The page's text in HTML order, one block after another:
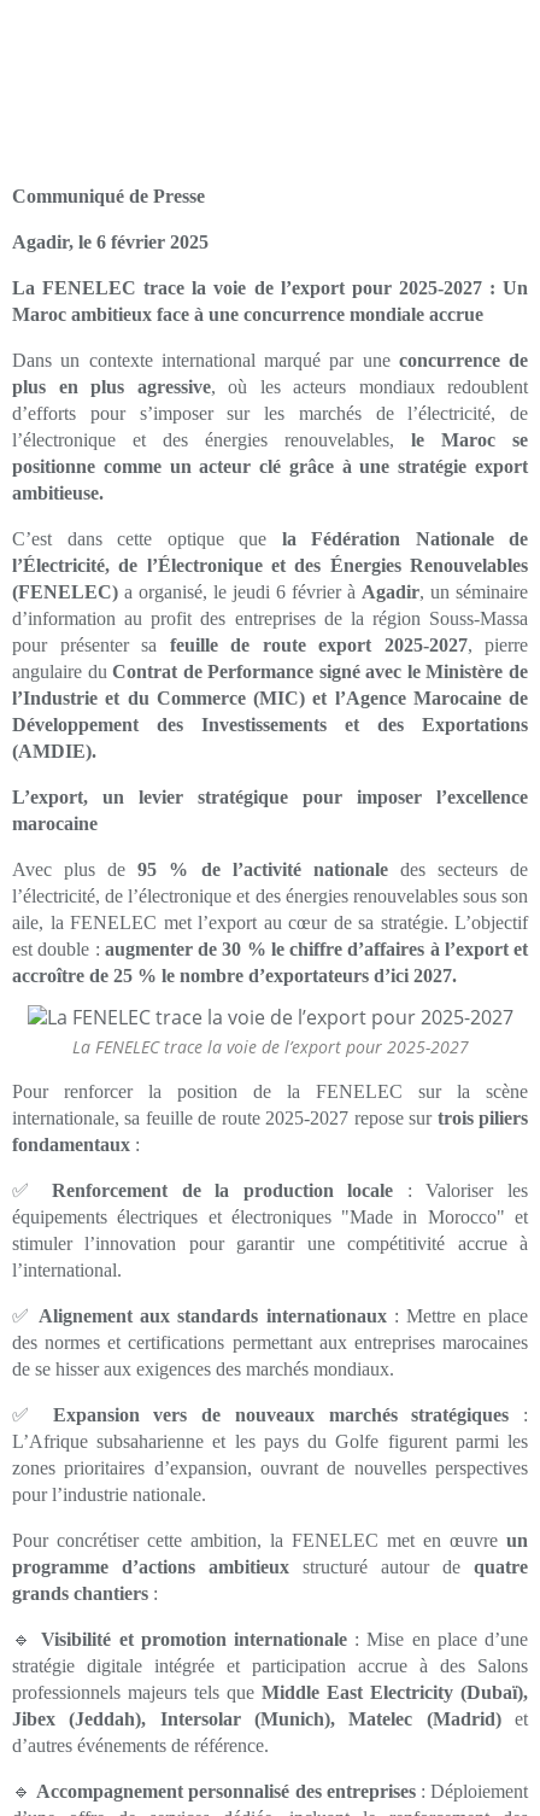
Communiqué de Presse
Agadir, le 6 février 2025
La FENELEC trace la voie de l’export pour 2025-2027 : Un
Maroc ambitieux face à une concurrence mondiale accrue
Dans un contexte international marqué par une concurrence de
plus en plus agressive, où les acteurs mondiaux redoublent
d’efforts pour s’imposer sur les marchés de l’électricité, de
l’électronique et des énergies renouvelables, le Maroc se
positionne comme un acteur clé grâce à une stratégie export
ambitieuse.
C’est dans cette optique que la Fédération Nationale de
l’Électricité, de l’Électronique et des Énergies Renouvelables
(FENELEC) a organisé, le jeudi 6 février à Agadir, un séminaire
d’information au profit des entreprises de la région Souss-Massa
pour présenter sa feuille de route export 2025-2027, pierre
angulaire duContrat de Performance signé avec le Ministère de
l’Industrie et du Commerce (MIC) et l’Agence Marocaine de
Développement des Investissements et des Exportations
(AMDIE).
L’export, un levier stratégique pour imposer l’excellence
marocaine
Avec plus de95 % de l’activité nationaledes secteurs de
l’électricité, de l’électronique et des énergies renouvelables sous son
aile, la FENELEC met l’export au cœur de sa stratégie. L’objectif
est double : augmenter de 30 % le chiffre d’affaires à l’export et
accroître de 25 % le nombre d’exportateurs d’ici 2027.
La FENELEC trace la voie de l’export pour 2025-2027
Pour renforcer la position de la FENELEC sur la scène
internationale, sa feuille de route 2025-2027 repose sur trois piliers
fondamentaux :
✅ Renforcement de la production locale : Valoriser les
équipements électriques et électroniques "Made in Morocco" et
stimuler l’innovation pour garantir une compétitivité accrue à
l’international.
✅ Alignement aux standards internationaux: Mettre en place
des normes et certifications permettant aux entreprises marocaines
de se hisser aux exigences des marchés mondiaux.
✅ Expansion vers de nouveaux marchés stratégiques :
L’Afrique subsaharienne et les pays du Golfe figurent parmi les
zones prioritaires d’expansion, ouvrant de nouvelles perspectives
pour l’industrie nationale.
Pour concrétiser cette ambition, la FENELEC met en œuvre un
programme d’actions ambitieux structuré autour de quatre
grands chantiers :
🔹 Visibilité et promotion internationale : Mise en place d’une
stratégie digitale intégrée et participation accrue à des Salons
professionnels majeurs tels que Middle East Electricity (Dubaï),
Jibex (Jeddah), Intersolar (Munich), Matelec (Madrid)et
d’autres événements de référence.
🔹 Accompagnement personnalisé des entreprises: Déploiement